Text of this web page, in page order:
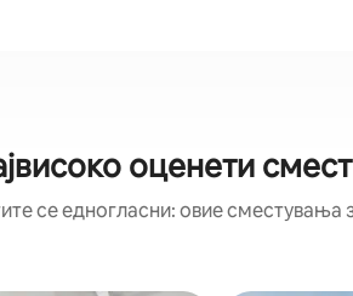
оценети
се едногласни: овие